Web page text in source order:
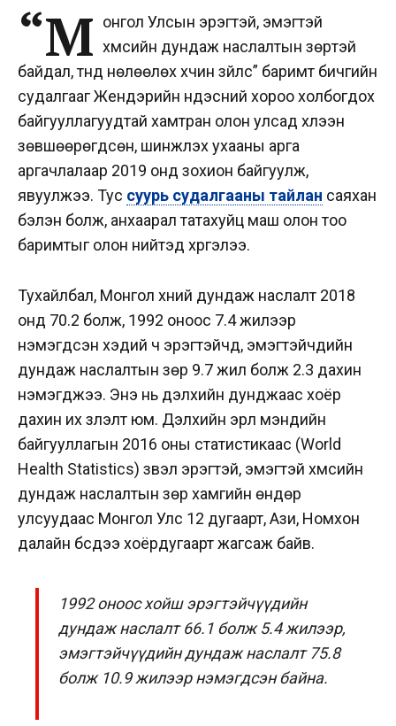
“М онгол Улсын эрэгтэй, эмэгтэй
хүмүүсийн дундаж наслалтын зөрүүтэй
байдал, түүнд нөлөөлөх хүчин зүйлс” баримт бичгийн
судалгааг Жендэрийн үндэсний хороо холбогдох
байгууллагуудтай хамтран олон улсад хүлээн
зөвшөөрөгдсөн, шинжлэх ухааны арга
аргачлалаар 2019 онд зохион байгуулж,
явуулжээ. Тус суурь судалгааны тайлан саяхан
бэлэн болж, анхаарал татахуйц маш олон тоо
баримтыг олон нийтэд хүргэлээ.
Тухайлбал, Монгол хүний дундаж наслалт 2018
онд 70.2 болж, 1992 оноос 7.4 жилээр
нэмэгдсэн хэдий ч эрэгтэйчүүд, эмэгтэйчүүдийн
дундаж наслалтын зөрүү 9.7 жил болж 2.3 дахин
нэмэгджээ. Энэ нь дэлхийн дунджаас хоёр
дахин их үзүүлэлт юм. Дэлхийн эрүүл мэндийн
байгууллагын 2016 оны статистикаас (World
Health Statistics) үзвэл эрэгтэй, эмэгтэй хүмүүсийн
дундаж наслалтын зөрүү хамгийн өндөр
улсуудаас Монгол Улс 12 дугаарт, Ази, Номхон
далайн бүсдээ хоёрдугаарт жагсаж байв.
1992 оноос хойш эрэгтэйчүүдийн
дундаж наслалт 66.1 болж 5.4 жилээр,
эмэгтэйчүүдийн дундаж наслалт 75.8
болж10.9жилээр нэмэгдсэн байна.